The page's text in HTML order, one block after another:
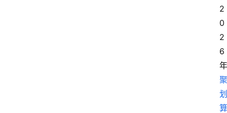
2
0
2
6
年
聚
划
算